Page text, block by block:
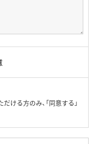
ける方のみ、「同意する」